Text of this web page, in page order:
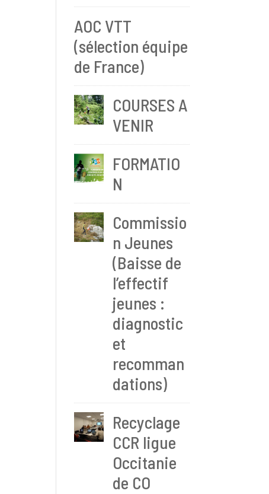
AOC VTT
(sélection équipe
de France)
COURSES A
VENIR
FORMATIO
N
Commissio
n Jeunes
(Baisse de
l’effectif
jeunes :
diagnostic
et
recomman
dations)
Recyclage
CCR ligue
Occitanie
de CO